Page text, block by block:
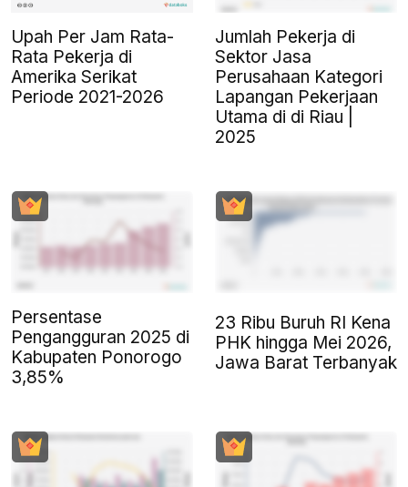
Upah Per Jam Rata-
Rata Pekerja di
Amerika Serikat
Periode 2021-2026
Jumlah Pekerja di
Sektor Jasa
Perusahaan Kategori
Lapangan Pekerjaan
Utama di di Riau |
2025
Persentase
Pengangguran 2025 di
Kabupaten Ponorogo
3,85%
23 Ribu Buruh RI Kena
PHK hingga Mei 2026,
Jawa Barat Terbanyak